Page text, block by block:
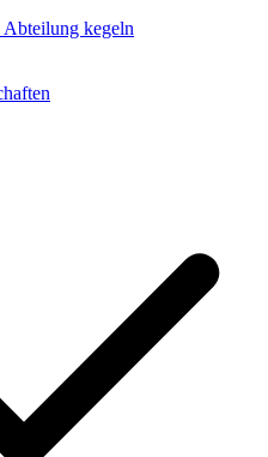
Abteilung kegeln